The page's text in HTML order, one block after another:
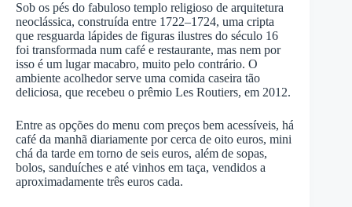
Sob os pés do fabuloso templo religioso de arquitetura
neoclássica, construída entre 1722–1724, uma cripta
que resguarda lápides de figuras ilustres do século 16
foi transformada num café e restaurante, mas nem por
isso é um lugar macabro, muito pelo contrário. O
ambiente acolhedor serve uma comida caseira tão
deliciosa, que recebeu o prêmio Les Routiers, em 2012.
Entre as opções do menu com preços bem acessíveis, há
café da manhã diariamente por cerca de oito euros, mini
chá da tarde em torno de seis euros, além de sopas,
bolos, sanduíches e até vinhos em taça, vendidos a
aproximadamente três euros cada.